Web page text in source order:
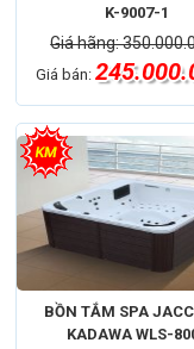
K-9007-1
Giá hãng:
Giá bán:
BỒN TẮM SPA
KADAWA WLS-